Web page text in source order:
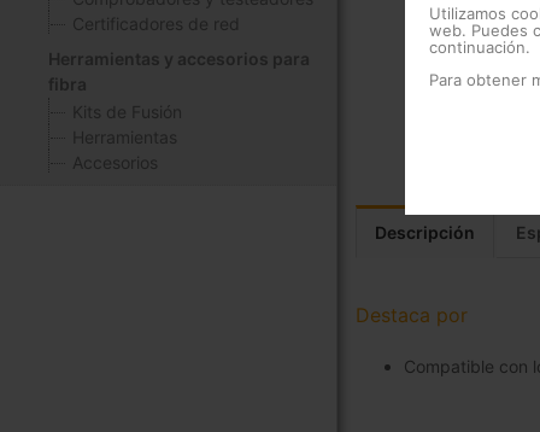
Certificadores de red
Herramientas y accesorios para
fibra
Kits de Fusión
Herramientas
Accesorios
Descripción
Destaca por
Compatible con
Utilizamos
web. Puedes
continuación.
Para obtener